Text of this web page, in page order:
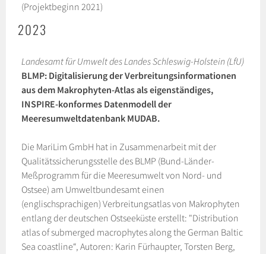
(Projektbeginn 2021)
2023
Landesamt für Umwelt des Landes Schleswig-Holstein (LfU)
BLMP: Digitalisierung der Verbreitungsinformationen
aus dem Makrophyten-Atlas als eigenständiges,
INSPIRE-konformes Datenmodell der
Meeresumweltdatenbank MUDAB.
Die MariLim GmbH hat in Zusammenarbeit mit der
Qualitätssicherungsstelle des BLMP (Bund-Länder-
Meßprogramm für die Meeresumwelt von Nord- und
Ostsee) am Umweltbundesamt einen
(englischsprachigen) Verbreitungsatlas von Makrophyten
entlang der deutschen Ostseeküste erstellt: "Distribution
atlas of submerged macrophytes along the German Baltic
Sea coastline“, Autoren: Karin Fürhaupter, Torsten Berg,